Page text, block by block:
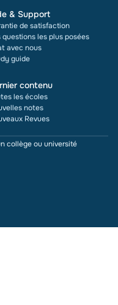
& Support
de satisfaction
questions les plus posées
avec nous
guide
contenu
les écoles
notes
Revues
collège ou université